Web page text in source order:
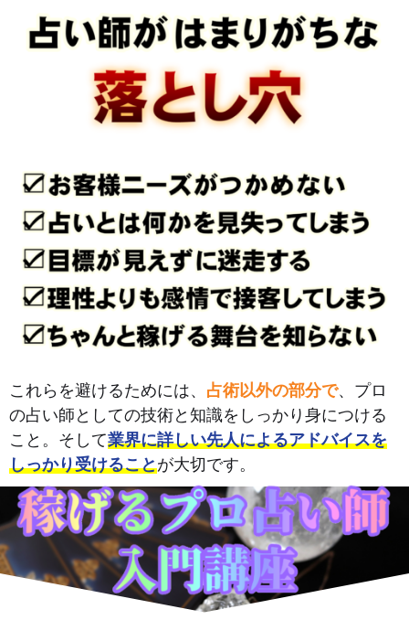
これらを避けるためには、 占術以外の部分で、プロ
の占い師としての技術と知識をしっかり身につける
こと。そして業界に詳しい先人によるアドバイスを
しっかり受けることが大切です。